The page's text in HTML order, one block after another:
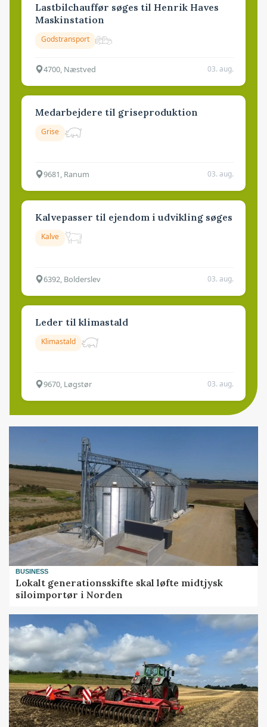
Lastbilchauffør søges til Henrik Haves
Maskinstation
Godstransport
4700, Næstved 03. aug.
Medarbejdere til griseproduktion
Grise
9681, Ranum 03. aug.
Kalvepasser til ejendom i udvikling søges
Kalve
6392, Bolderslev 03. aug.
Leder til klimastald
Klimastald
9670, Løgstør 03. aug.
BUSINESS
Lokalt generationsskifte skal løfte midtjysk
siloimportør i Norden